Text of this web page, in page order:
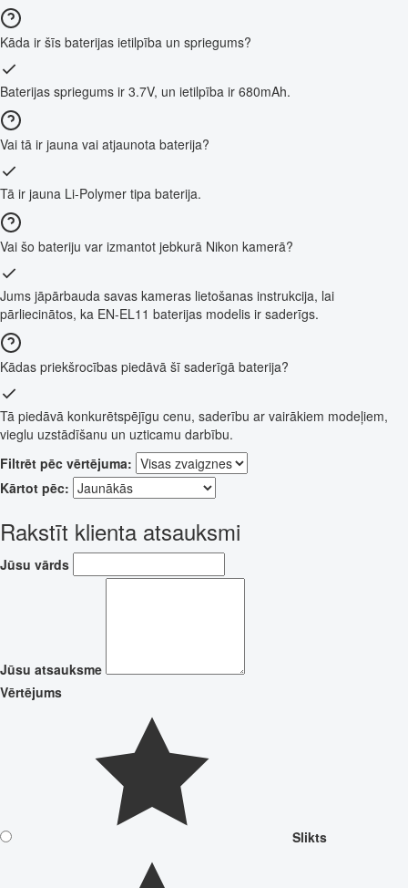
Kāda ir šīs baterijas ietilpība un spriegums?
Baterijas spriegums ir 3.7V, un ietilpība ir 680mAh.
Vai tā ir jauna vai atjaunota baterija?
Tā ir jauna Li-Polymer tipa baterija.
Vai šo bateriju var izmantot jebkurā Nikon kamerā?
Jums jāpārbauda savas kameras lietošanas instrukcija, lai
pārliecinātos, ka EN-EL11 baterijas modelis ir saderīgs.
Kādas priekšrocības piedāvā šī saderīgā baterija?
Tā piedāvā konkurētspējīgu cenu, saderību ar vairākiem modeļiem,
vieglu uzstādīšanu un uzticamu darbību.
Filtrēt pēc vērtējuma:
Kārtot pēc:
Rakstīt klienta atsauksmi
Jūsu vārds
Jūsu atsauksme
Vērtējums
Slikts